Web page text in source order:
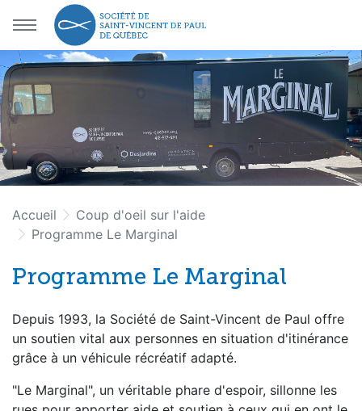
Aller au menu principal
Aller au contenu principal
Accueil
Coup d'oeil sur l'aide
Programme Le Marginal
Programme Le Marginal
Depuis 1993, la Société de Saint-Vincent de Paul offre
un soutien vital aux personnes en situation d'itinérance
grâce à un véhicule récréatif adapté.
"Le Marginal", un véritable phare d'espoir, sillonne les